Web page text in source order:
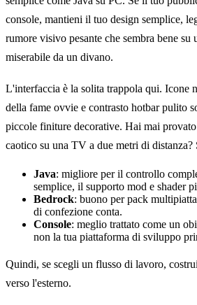
console, mantieni il tuo design semplice,
rumore visivo pesante che sembra bene su
miserabile da un divano.
L'interfaccia è la solita trappola qui. Icone
della fame ovvie e contrasto hotbar pulito
piccole finiture decorative. Hai mai
caotico su una TV a due metri di distanza?
Java: migliore per il controllo
semplice, il supporto mod e shader
Bedrock: buono per pack
di confezione conta.
Console: meglio trattato come un
non la tua piattaforma di sviluppo
Quindi, se scegli un flusso di lavoro,
verso l'esterno.